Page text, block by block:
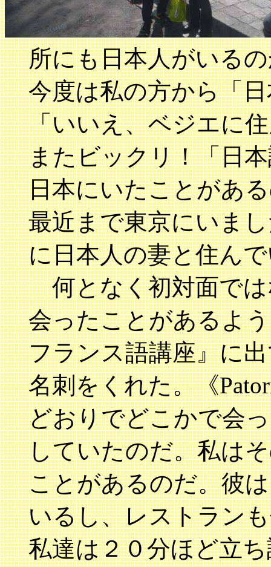
所にも日本人がいるの
今度は私の方から「日
「いいえ、ベジエに住
またビックリ！「日本
日本にいたことがある
最近まで東京にいまし
に日本人の妻と住んで
何となく初対面では
会ったことがあるよう
フランス語講座』に出
名刺をくれた。《
どおりでどこかで会っ
していたのだ。私はそ
ことがあるのだ。彼は
いるし、レストランも
私達は２０分ほど立ち